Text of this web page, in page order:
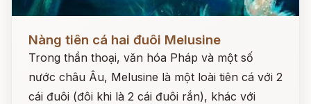
Nàng tiên cá hai đuôi Melusine
Trong thần thoại, văn hóa Pháp và một số
nước châu Âu, Melusine là một loài tiên cá với 2
cái đuôi (đôi khi là 2 cái đuôi rắn), khác với